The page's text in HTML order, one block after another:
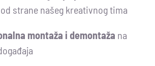
od strane našeg kreativnog tima
montaža i demontaža na